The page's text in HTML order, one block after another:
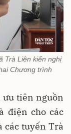
Trà Liên kiến nghị
Chương trình
tiên nguồn
điện cho các
các tuyến Trà